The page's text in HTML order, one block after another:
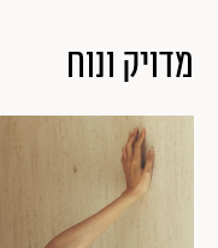
מדויק ונוח